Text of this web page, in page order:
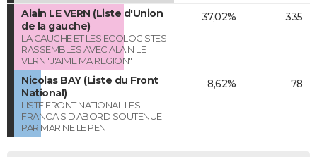
Alain LE VERN (Liste d'Union
de la gauche)
LA GAUCHE ET LES ECOLOGISTES
RASSEMBLES AVEC ALAIN LE
VERN "J'AIME MA REGION"
37,02% 335
Nicolas BAY (Liste du Front
National)
LISTE FRONT NATIONAL LES
FRANCAIS D'ABORD SOUTENUE
PAR MARINE LE PEN
8,62% 78